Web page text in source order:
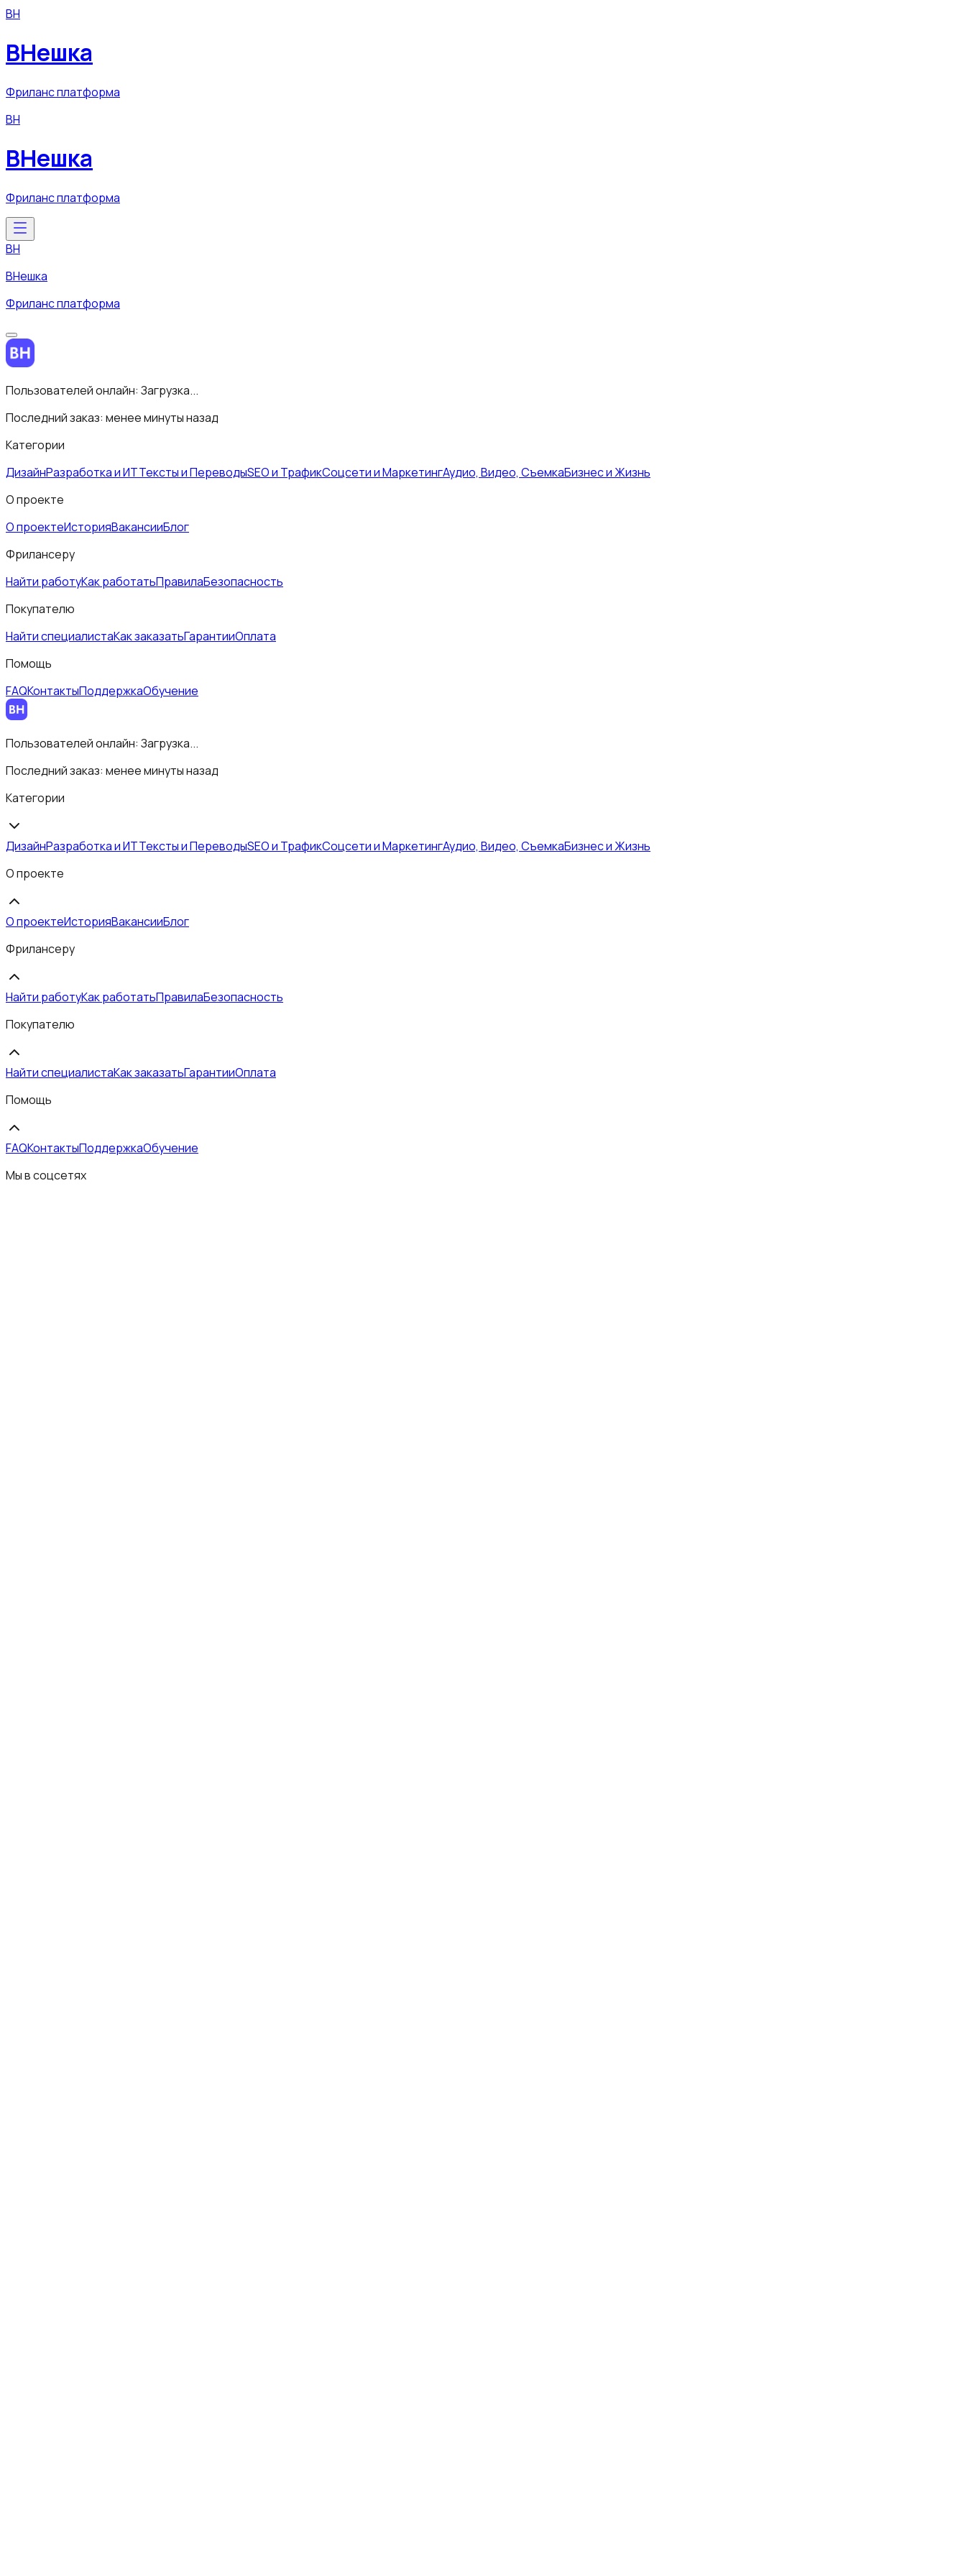
ВН
ВНешка
Фриланс платформа
ВН
ВНешка
Фриланс платформа
ВН
ВНешка
Фриланс платформа
Пользователей онлайн: Загрузка...
Последний заказ: менее минуты назад
Категории
ДизайнРазработка и ИТТексты и ПереводыSEO и ТрафикСоцсети и МаркетингАудио, Видео, СъемкаБизнес и Жизнь
О проекте
О проектеИсторияВакансииБлог
Фрилансеру
Найти работуКак работатьПравилаБезопасность
Покупателю
Найти специалистаКак заказатьГарантииОплата
Помощь
FAQКонтактыПоддержкаОбучение
Пользователей онлайн: Загрузка...
Последний заказ: менее минуты назад
Категории
ДизайнРазработка и ИТТексты и ПереводыSEO и ТрафикСоцсети и МаркетингАудио, Видео, СъемкаБизнес и Жизнь
О проекте
О проектеИсторияВакансииБлог
Фрилансеру
Найти работуКак работатьПравилаБезопасность
Покупателю
Найти специалистаКак заказатьГарантииОплата
Помощь
FAQКонтактыПоддержкаОбучение
Мы в соцсетях